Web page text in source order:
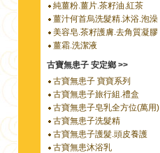
純薑粉.薑片.茶籽油.紅茶
薑汁何首烏洗髮精.沐浴.泡澡
美容皂.茶籽護膚.去角質凝膠
薑霜.洗潔液
古寶無患子 安定鄉 >>
古寶無患子 寶寶系列
古寶無患子旅行組.禮盒
古寶無患子皂乳全方位(萬用)
古寶無患子洗髮精
古寶無患子護髮.頭皮養護
古寶無患沐浴乳